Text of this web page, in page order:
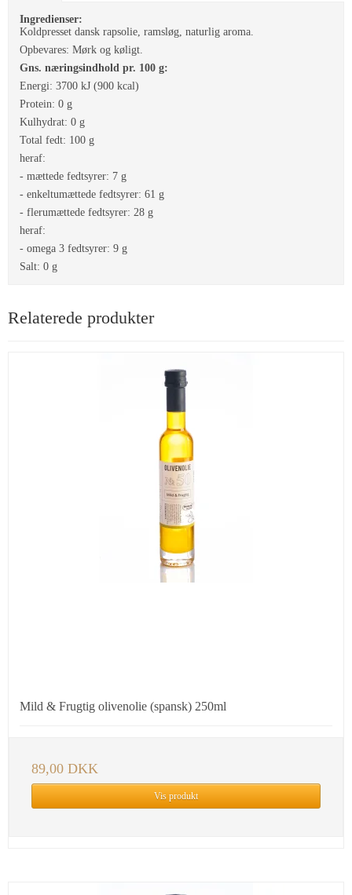
Ingredienser:
Koldpresset dansk rapsolie, ramsløg, naturlig aroma.
Opbevares: Mørk og køligt.
Gns. næringsindhold pr. 100 g:
Energi: 3700 kJ (900 kcal)
Protein: 0 g
Kulhydrat: 0 g
Total fedt: 100 g
heraf:
- mættede fedtsyrer: 7 g
- enkeltumættede fedtsyrer: 61 g
- flerumættede fedtsyrer: 28 g
heraf:
- omega 3 fedtsyrer: 9 g
Salt: 0 g
Relaterede produkter
Mild & Frugtig olivenolie (spansk) 250ml
89,00 DKK
Vis produkt